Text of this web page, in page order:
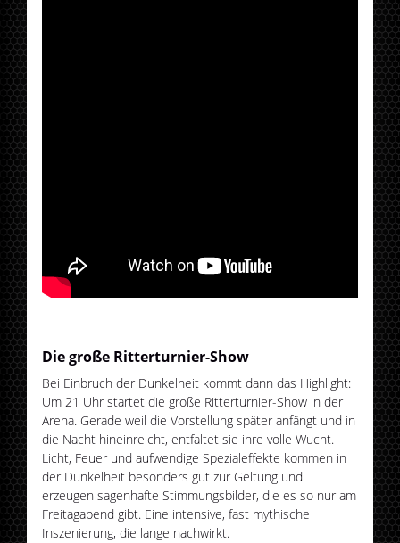
Die große Ritterturnier-Show
Bei Einbruch der Dunkelheit kommt dann das Highlight:
Um 21 Uhr startet die große Ritterturnier-Show in der
Arena. Gerade weil die Vorstellung später anfängt und in
die Nacht hineinreicht, entfaltet sie ihre volle Wucht.
Licht, Feuer und aufwendige Spezialeffekte kommen in
der Dunkelheit besonders gut zur Geltung und
erzeugen sagenhafte Stimmungsbilder, die es so nur am
Freitagabend gibt. Eine intensive, fast mythische
Inszenierung, die lange nachwirkt.